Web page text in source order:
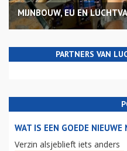
MIJNBOUW, EU EN
PARTNERS VAN
WAT IS EEN GOEDE
Verzin alsjeblieft iets anders